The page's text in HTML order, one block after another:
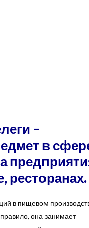
–
в
ресторанах.
в пищевом
она занимает